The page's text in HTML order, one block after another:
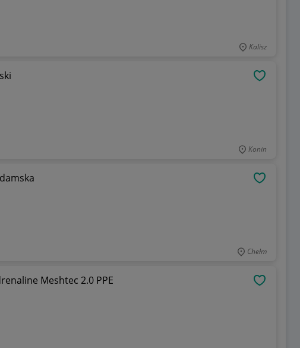
Kalisz
Konin
Chełm
Meshtec 2.0 PPE